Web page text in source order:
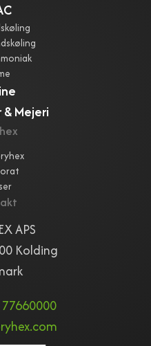
Mejeri
APS
Kolding